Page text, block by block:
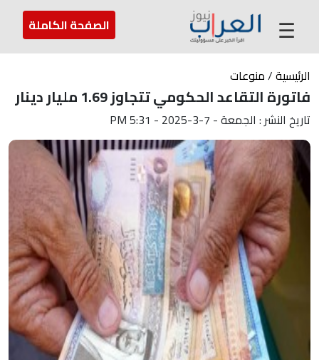
عن العراب ارسل لنا ☰ الصفحة الكاملة
الرئيسية/منوعات
فاتورة التقاعد الحكومي تتجاوز 1.69 مليار دينار
تاريخ النشر : الجمعة - 7-3-2025 - 5:31 PM